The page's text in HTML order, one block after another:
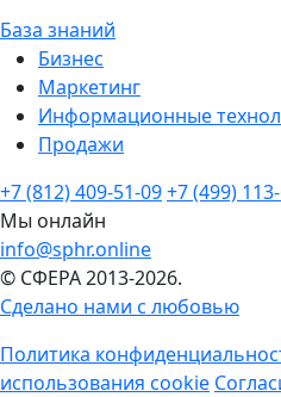
База знаний
Бизнес
Маркетинг
Информационные
Продажи
+7 (812) 409-51-09+7 (499)
Мы онлайн
info@sphr.online
© СФЕРА 2013-2026.
Сделано нами с любовью
Политика
использования cookie